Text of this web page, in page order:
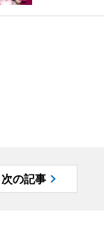
次の記事